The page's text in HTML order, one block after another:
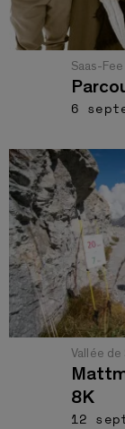
Saas-Fee
6
Vallée de
8K
12